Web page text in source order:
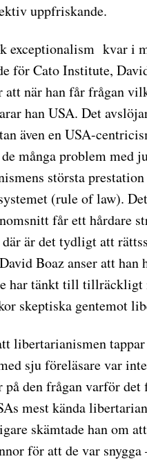
uppfriskande.
exceptionalism kvar i
för Cato Institute,
att när han får frågan
han USA. Det
även en USA-
många problem med
största
(rule of law).
får ett hårdare
är det tydligt att
Boaz anser att han
har tänkt till tillräckligt
skeptiska gentemot
libertarianismen
sju föreläsare var
den frågan varför
mest kända
skämtade han om
för att de var snygga